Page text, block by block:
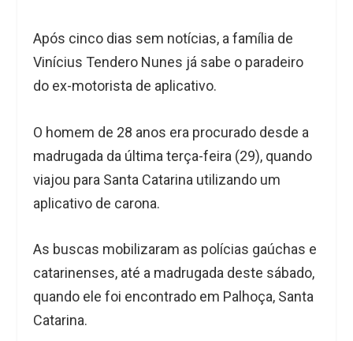
Após cinco dias sem notícias, a família de
Vinícius Tendero Nunes já sabe o paradeiro
do ex-motorista de aplicativo.
O homem de 28 anos era procurado desde a
madrugada da última terça-feira (29), quando
viajou para Santa Catarina utilizando um
aplicativo de carona.
As buscas mobilizaram as polícias gaúchas e
catarinenses, até a madrugada deste sábado,
quando ele foi encontrado em Palhoça, Santa
Catarina.